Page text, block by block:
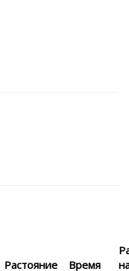
Растояние
Время